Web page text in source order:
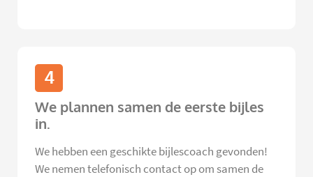
4
We plannen samen de eerste bijles
in.
We hebben een geschikte bijlescoach gevonden!
We nemen telefonisch contact op om samen de